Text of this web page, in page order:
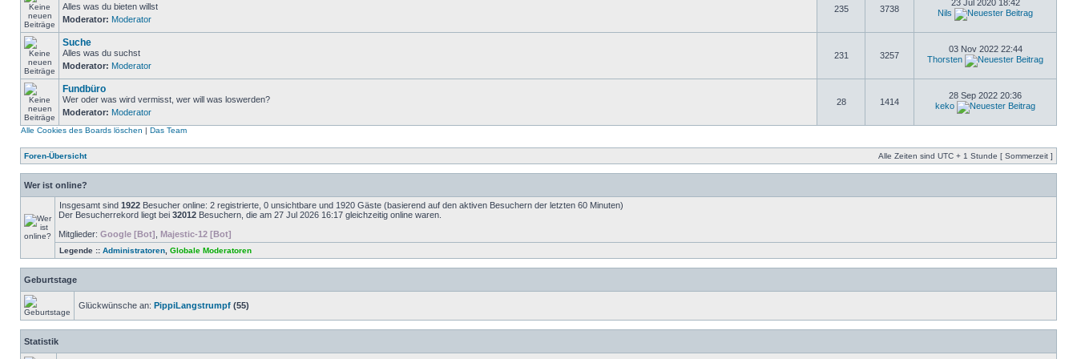
Alles was du bieten willst
Moderator: Moderator
235 3738
23 Jul 2020 18:42
Nils
Suche
Alles was du suchst
Moderator: Moderator
231 3257
03 Nov 2022 22:44
Thorsten
Fundbüro
Wer oder was wird vermisst, wer will was loswerden?
Moderator: Moderator
28 1414
28 Sep 2022 20:36
keko
Alle Cookies des Boards löschen | Das Team
Foren-Übersicht Alle Zeiten sind UTC + 1 Stunde [ Sommerzeit ]
Wer ist online?
Insgesamt sind 1922 Besucher online: 2 registrierte, 0 unsichtbare und 1920 Gäste (basierend auf den aktiven Besuchern der letzten 60 Minuten)
Der Besucherrekord liegt bei 32012 Besuchern, die am 27 Jul 2026 16:17 gleichzeitig online waren.
Mitglieder: Google [Bot] Majestic-12 [Bot]
Legende :: Administratoren Globale Moderatoren
Geburtstage
Glückwünsche an: PippiLangstrumpf (55)
Statistik